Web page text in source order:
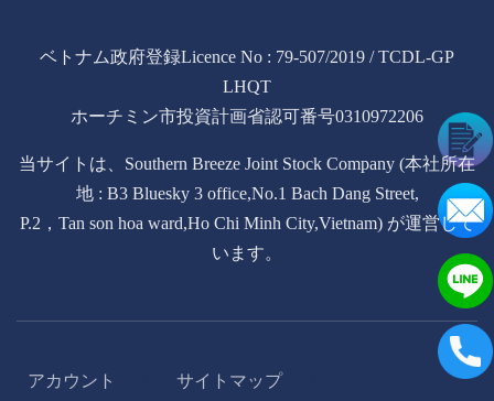
ベトナム政府登録Licence No : 79-507/2019 / TCDL-GP
LHQT
ホーチミン市投資計画省認可番号0310972206
当サイトは、Southern Breeze Joint Stock Company (本社所在
地 : B3 Bluesky 3 office,No.1 Bach Dang Street,
P.2，Tan son hoa ward,Ho Chi Minh City,Vietnam) が運営して
います。
アカウント サイトマップ